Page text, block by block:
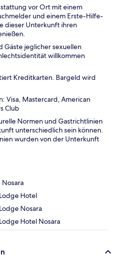
vor Ort mit einem
und einem Erste-Hilfe-
dieser Unterkunft ihren
Gäste jeglicher sexuellen
willkommen
Kreditkarten. Bargeld wird
Visa, Mastercard, American
Club
Normen und Gastrichtlinien
unterschiedlich sein können.
wurden von der Unterkunft
Hotel
Nosara
Hotel Nosara